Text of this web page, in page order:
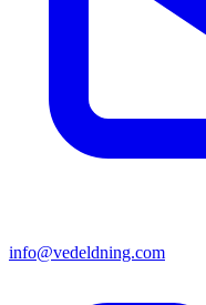
info@vedeldning.com